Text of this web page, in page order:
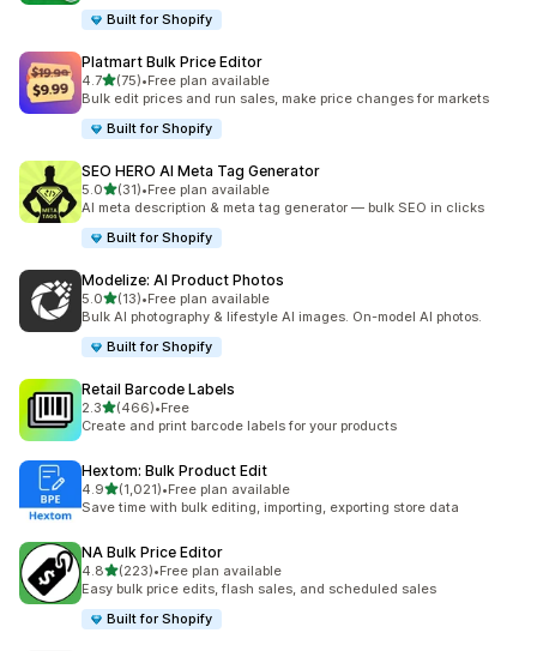
Built for Shopify
Platmart Bulk Price Editor
4.7별 5개 중
(75)
총 리뷰 75개
•Free plan available
Bulk edit prices and run sales, make price changes for markets
Built for Shopify
SEO HERO AI Meta Tag Generator
5.0별 5개 중
(31)
총 리뷰 31개
•Free plan available
AI meta description & meta tag generator — bulk SEO in clicks
Built for Shopify
Modelize: AI Product Photos
5.0별 5개 중
(13)
총 리뷰 13개
•Free plan available
Bulk AI photography & lifestyle AI images. On-model AI photos.
Built for Shopify
Retail Barcode Labels
2.3별 5개 중
(466)
총 리뷰 466개
•Free
Create and print barcode labels for your products
Hextom: Bulk Product Edit
4.9별 5개 중
(1,021)
총 리뷰 1021개
•Free plan available
Save time with bulk editing, importing, exporting store data
NA Bulk Price Editor
4.8별 5개 중
(223)
총 리뷰 223개
•Free plan available
Easy bulk price edits, flash sales, and scheduled sales
Built for Shopify